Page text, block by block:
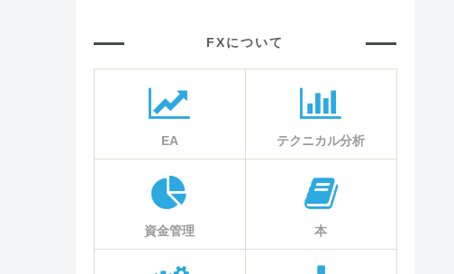
FXについて
EA テクニカル分析
資金管理 本